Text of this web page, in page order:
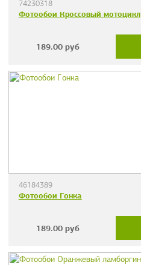
74230318
Фотообои Кроссовый мотоцикл
189.00 руб
46184389
Фотообои Гонка
189.00 руб